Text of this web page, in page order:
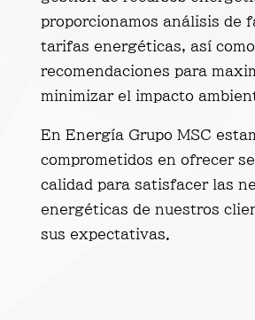
proporcionamos análisis de
tarifas energéticas, así como
recomendaciones para
minimizar el impacto
En Energía Grupo MSC
comprometidos en ofrecer
calidad para satisfacer las
energéticas de nuestros
sus expectativas.